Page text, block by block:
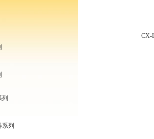
列
CX-